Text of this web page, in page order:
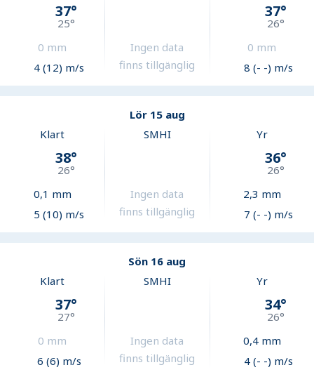
37°
25°
0 mm
4 (12) m/s
Ingen data
finns tillgänglig
37°
26°
0 mm
8 (- -) m/s
Lör 15 aug
Klart
38°
26°
0,1 mm
5 (10) m/s
SMHI
Ingen data
finns tillgänglig
Yr
36°
26°
2,3 mm
7 (- -) m/s
Sön 16 aug
Klart
37°
27°
0 mm
6 (6) m/s
SMHI
Ingen data
finns tillgänglig
Yr
34°
26°
0,4mm
4 (- -) m/s